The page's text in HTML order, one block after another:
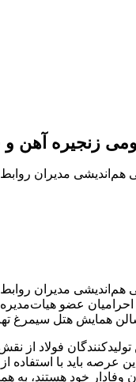
زنجیره آهن
احرامیان عضو
همایش‌ هتل سیمرغ
فولاد از
عرصه باید با
خود هستند، به